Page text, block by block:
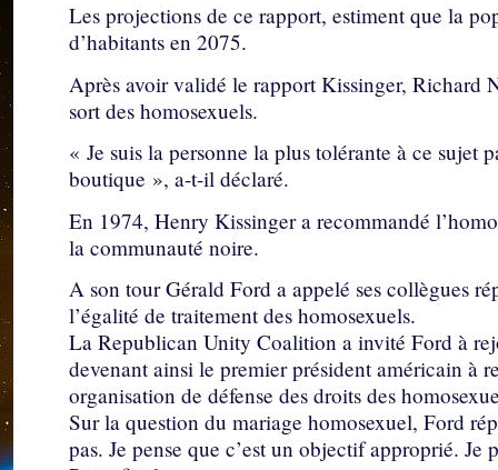
Les projections de ce rapport, estiment que la
d’habitants en 2075.
Après avoir validé le rapport Kissinger, Richard
sort des homosexuels.
« Je suis la personne la plus tolérante à ce sujet
boutique », a-t-il déclaré.
En 1974, Henry Kissinger a recommandé
la communauté noire.
A son tour Gérald Ford a appelé ses collègues
l’égalité de traitement des homosexuels.
La Republican Unity Coalition a invité Ford à
devenant ainsi le premier président américain à
organisation de défense des droits des
Sur la question du mariage homosexuel, Ford
pas. Je pense que c’est un objectif approprié.